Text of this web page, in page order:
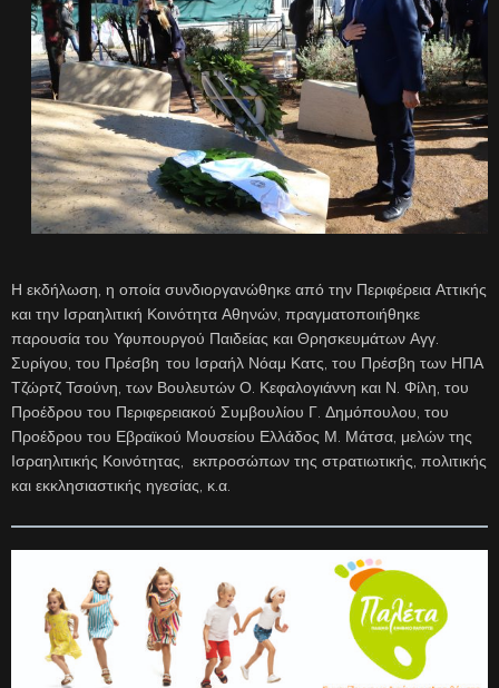
Η εκδήλωση, η οποία συνδιοργανώθηκε από την Περιφέρεια Αττικής
και την Ισραηλιτική Κοινότητα Αθηνών, πραγματοποιήθηκε
παρουσία του Υφυπουργού Παιδείας και Θρησκευμάτων Αγγ.
Συρίγου, του Πρέσβη του Ισραήλ Νόαμ Κατς, του Πρέσβη των ΗΠΑ
Τζώρτζ Τσούνη, των Βουλευτών Ο. Κεφαλογιάννη και Ν. Φίλη, του
Προέδρου του Περιφερειακού Συμβουλίου Γ. Δημόπουλου, του
Προέδρου του Εβραϊκού Μουσείου Ελλάδος Μ. Μάτσα, μελών της
Ισραηλιτικής Κοινότητας, εκπροσώπων της στρατιωτικής, πολιτικής
και εκκλησιαστικής ηγεσίας, κ.α.